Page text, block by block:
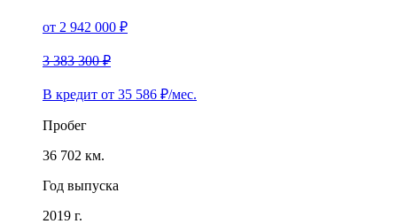
от 2 942 000 ₽
3 383 300 ₽
В кредит от 35 586 ₽/мес.
Пробег
36 702 км.
Год выпуска
2019 г.